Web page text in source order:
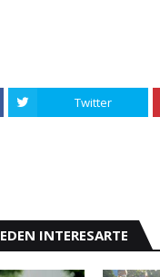
Twitter
INTERESARTE